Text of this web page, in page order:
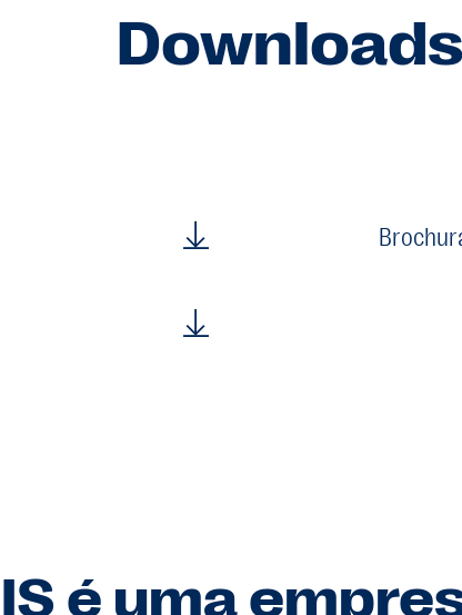
Downloads
é uma